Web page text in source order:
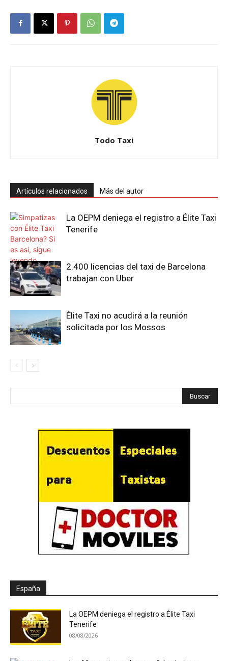
Todo Taxi
Artículos relacionados Más del autor
La OEPM deniega el registro a Élite Taxi
Tenerife
2.400 licencias del taxi de Barcelona
trabajan con Uber
Élite Taxi no acudirá a la reunión
solicitada por los Mossos
España
La OEPM deniega el registro a Élite Taxi
Tenerife
08/08/2026